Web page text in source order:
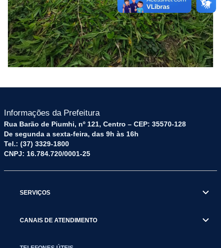
Informações da Prefeitura
Rua Barão de Piumhi, nº 121, Centro – CEP: 35570-128
De segunda a sexta-feira, das 9h às 16h
Tel.: (37) 3329-1800
CNPJ: 16.784.720/0001-25
SERVIÇOS
CANAIS DE ATENDIMENTO